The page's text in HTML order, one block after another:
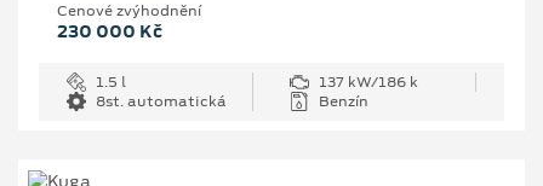
Cenové zvýhodnění
230 000 Kč
1.5 l
137 kW/186 k
8st. automatická
Benzín